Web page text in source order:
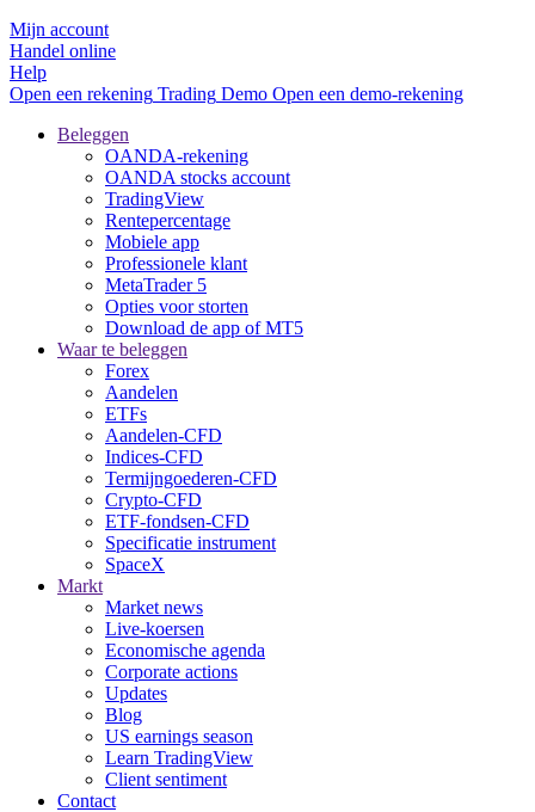
Mijn account
Handel online
Help
Open een rekening Trading Demo Open een demo-rekening
Beleggen
OANDA-rekening
OANDA stocks account
TradingView
Rentepercentage
Mobiele app
Professionele klant
MetaTrader 5
Opties voor storten
Download de app of MT5
Waar te beleggen
Forex
Aandelen
ETFs
Aandelen-CFD
Indices-CFD
Termijngoederen-CFD
Crypto-CFD
ETF-fondsen-CFD
Specificatie instrument
SpaceX
Markt
Market news
Live-koersen
Economische agenda
Corporate actions
Updates
Blog
US earnings season
Learn TradingView
Client sentiment
Contact